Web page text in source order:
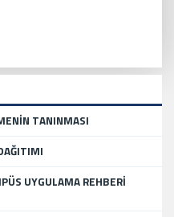
TANINMASI
UYGULAMA REHBERİ